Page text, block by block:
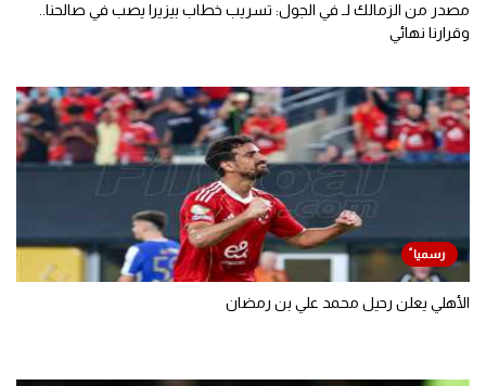
مصدر من الزمالك لـ في الجول: تسريب خطاب بيزيرا يصب في صالحنا..
وقرارنا نهائي
الأهلي يعلن رحيل محمد علي بن رمضان